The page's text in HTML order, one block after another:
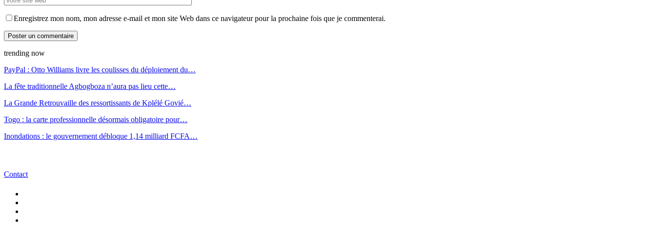
Enregistrez mon nom, mon adresse e-mail et mon site Web dans ce navigateur pour la prochaine fois que je commenterai.
trending now
PayPal : Otto Williams livre les coulisses du déploiement du…
La fête traditionnelle Agbogboza n’aura pas lieu cette…
La Grande Retrouvaille des ressortissants de Kplélé Govié…
Togo : la carte professionnelle désormais obligatoire pour…
Inondations : le gouvernement débloque 1,14 milliard FCFA…
Contact